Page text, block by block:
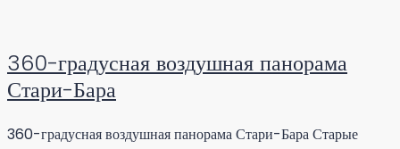
360-градусная воздушная панорама
Стари-Бара
360-градусная воздушная панорама Стари-Бара Старые